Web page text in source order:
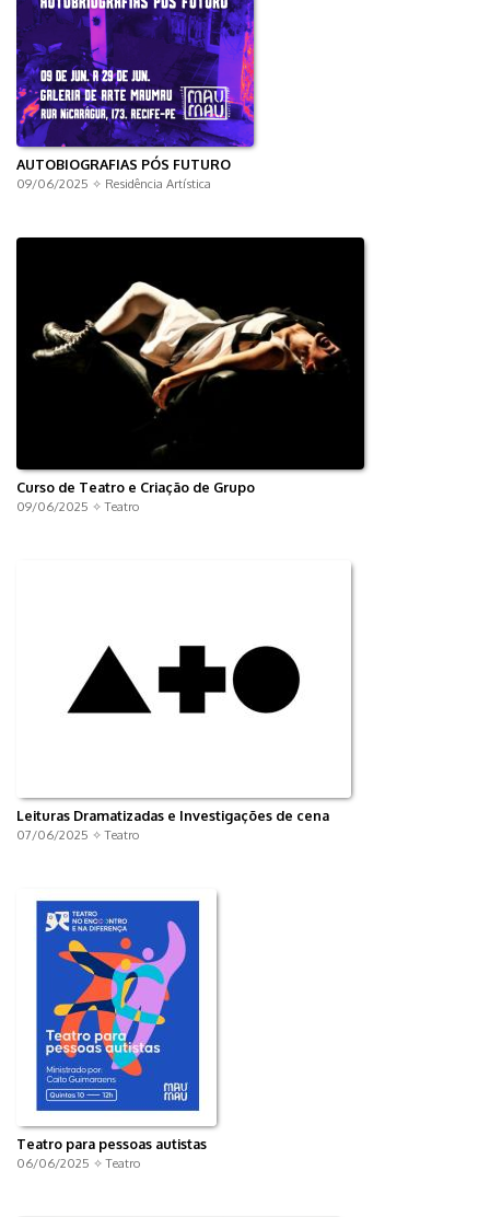
AUTOBIOGRAFIAS PÓS FUTURO
09/06/2025 ✧ Residência Artística
Curso de Teatro e Criação de Grupo
09/06/2025 ✧Teatro
Leituras Dramatizadas e Investigações de cena
07/06/2025 ✧Teatro
Teatro para pessoas autistas
06/06/2025 ✧Teatro